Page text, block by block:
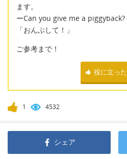
ます。
ーCan you give me a piggyback?
「おんぶして！」
ご参考まで！
役に立った
1 4532
シェア